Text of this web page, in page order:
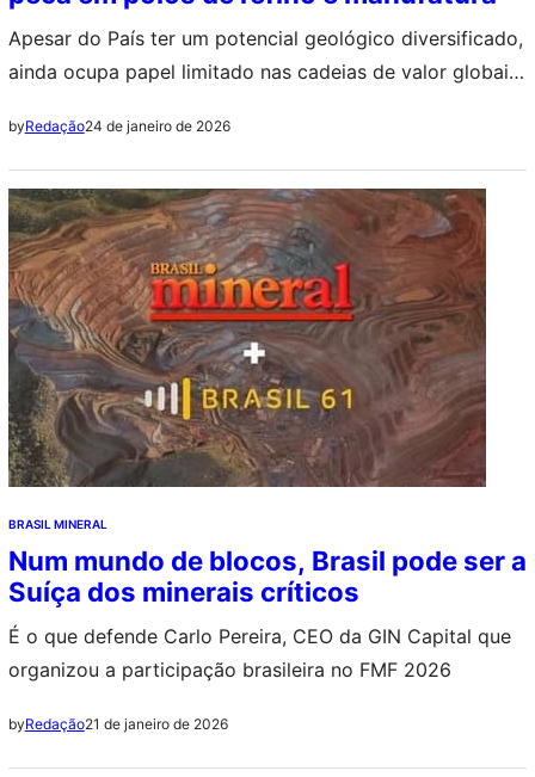
Apesar do País ter um potencial geológico diversificado,
ainda ocupa papel limitado nas cadeias de valor globais
energética, como lítio, níquel, grafita e terras raras.
byRedação24 de janeiro de 2026
BRASIL MINERAL
Num mundo de blocos, Brasil pode ser a
Suíça dos minerais críticos
É o que defende Carlo Pereira, CEO da GIN Capital que
organizou a participação brasileira no FMF 2026
byRedação21 de janeiro de 2026